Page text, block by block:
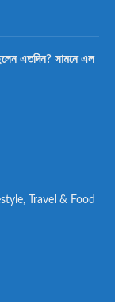
এতদিন? সামনে এল
Travel & Food